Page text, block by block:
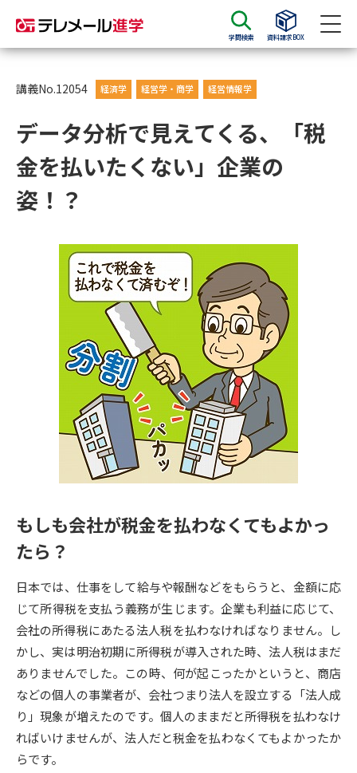
学問検索 資料請求BOX
資料請求 資料検索
大学・短大の資料種類から請求
大学パンフ
大学・短大以外の資料から請求
専門学校の資料請求 大学院の資料請求
留学・進学関連、塾・予備校
大学入学共通テスト「受験案
内」の請求
大学入学共通テスト「受験上の
配慮案内」の請求
高等学校卒業程度認定試験
高等学校（情報）教員資格認定
試験
大学研究 大学検索
大学で学べる内容や特徴を調べる
新増設大学・学部・学科特集
国際・グローバルに強い大学特
集
データサイエンス特集 奨学金・特待生制度特集
講義No.12054 経済学 経営学・商学 経営情報学
データ分析で見えてくる、「税
金を払いたくない」企業の
姿！？
もしも会社が税金を払わなくてもよかっ
たら？
日本では、仕事をして給与や報酬などをもらうと、金額に応
じて所得税を支払う義務が生じます。企業も利益に応じて、
会社の所得税にあたる法人税を払わなければなりません。し
かし、実は明治初期に所得税が導入された時、法人税はまだ
ありませんでした。この時、何が起こったかというと、商店
などの個人の事業者が、会社つまり法人を設立する「法人成
り」現象が増えたのです。個人のままだと所得税を払わなけ
ればいけませんが、法人だと税金を払わなくてもよかったか
らです。